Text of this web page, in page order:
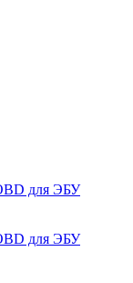
для ЭБУ
для ЭБУ